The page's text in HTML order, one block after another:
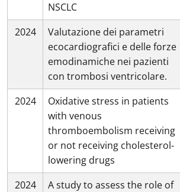
NSCLC
2024
Valutazione dei parametri
ecocardiografici e delle forze
emodinamiche nei pazienti
con trombosi ventricolare.
2024
Oxidative stress in patients
with venous
thromboembolism receiving
or not receiving cholesterol-
lowering drugs
2024
A study to assess the role of